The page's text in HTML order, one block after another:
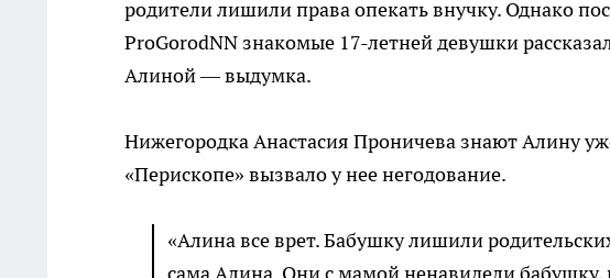
родители лишили права опекать внучку. Однако
ProGorodNN знакомые 17-летней девушки
Алиной — выдумка.
Нижегородка Анастасия Проничева знают Алину
«Перископе» вызвало у нее негодование.
«Алина все врет. Бабушку лишили